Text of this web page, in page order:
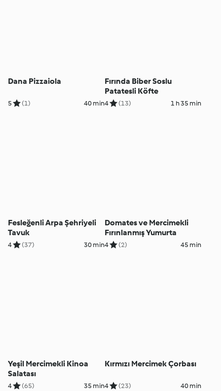
Dana Pizzaiola
5 (1) 40 min
Fırında Biber Soslu
Patatesli Köfte
4 (13) 1 h 35 min
Fesleğenli Arpa Şehriyeli
Tavuk
4 (37) 30 min
Domates ve Mercimekli
Fırınlanmış Yumurta
4 (2) 45 min
Yeşil Mercimekli Kinoa
Salatası
4 (65) 35 min
Kırmızı Mercimek Çorbası
4 (23) 40 min